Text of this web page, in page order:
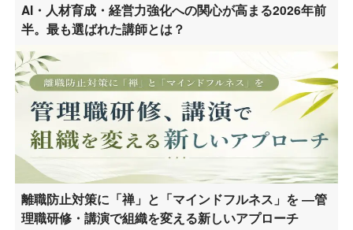
AI・人材育成・経営力強化への関心が高まる2026年前
半。最も選ばれた講師とは？
離職防止対策に「禅」と「マインドフルネス」を ―管
理職研修・講演で組織を変える新しいアプローチ